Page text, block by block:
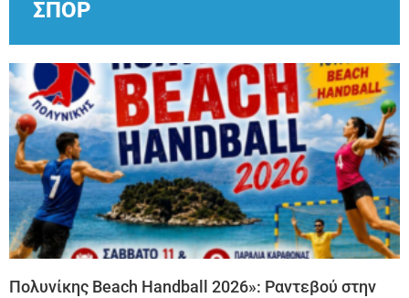
ΣΠΟΡ
Πολυνίκης Beach Handball 2026»: Ραντεβού στην